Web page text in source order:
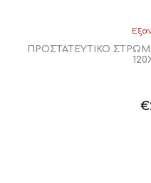
ΠΡΟΣΤΑΤΕΥΤΙΚΟ
€